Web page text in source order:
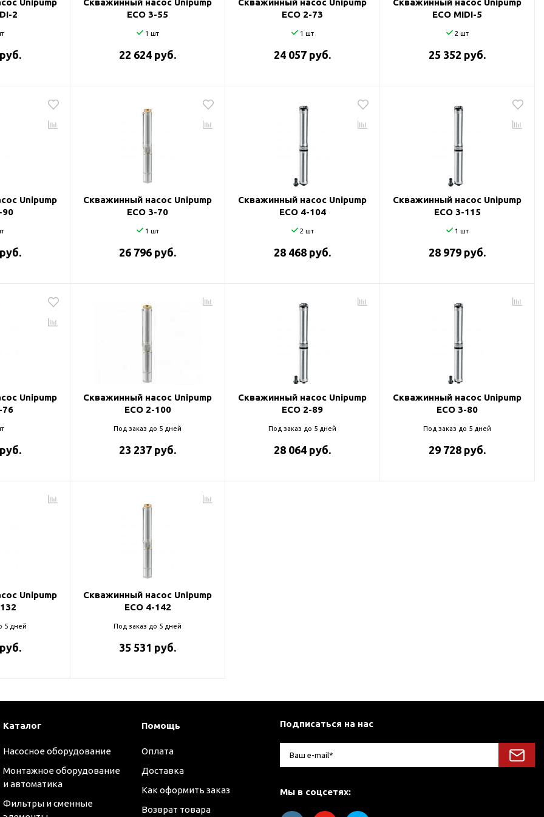
Unipump
2
Скважинный насос Unipump
ECO 3-55
1 шт
22 624 руб.
Скважинный насос Unipump
ECO 2-73
1 шт
24 057 руб.
Скважинный насос Unipump
ECO MIDI-5
2 шт
25 352 руб.
Unipump
90
Скважинный насос Unipump
ECO 3-70
1 шт
26 796 руб.
Скважинный насос Unipump
ECO 4-104
2 шт
28 468 руб.
Скважинный насос Unipump
ECO 3-115
1 шт
28 979 руб.
Unipump
76
Скважинный насос Unipump
ECO 2-100
Под заказ до 5 дней
23 237 руб.
Скважинный насос Unipump
ECO 2-89
Под заказ до 5 дней
28 064 руб.
Скважинный насос Unipump
ECO 3-80
Под заказ до 5 дней
29 728 руб.
Unipump
5 дней
Скважинный насос Unipump
ECO 4-142
Под заказ до 5 дней
35 531 руб.
Каталог
Насосное оборудование
Монтажное оборудование
и автоматика
Фильтры и сменные
Помощь
Оплата
Доставка
Как оформить заказ
Возврат товара
Подписаться на нас
Мы в соцсетях: